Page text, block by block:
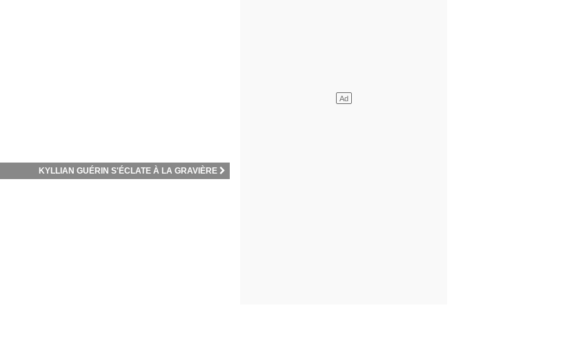
KYLLIAN GUÉRIN S'ÉCLATE À LA GRAVIÈRE